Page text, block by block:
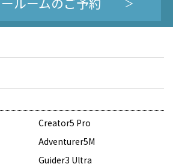
Creator5 Pro
Adventurer5M
Guider3 Ultra